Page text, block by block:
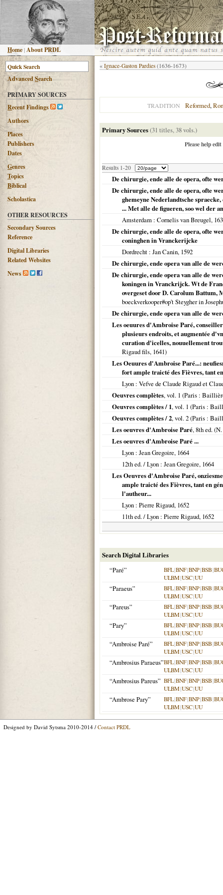
Home |About PRDL
AdvancedSearch
PRIMARY SOURCES
Recent Findings
Authors
Places
Publishers
Dates
Genres
Topics
Biblical
Scholastica
OTHER RESOURCES
Secondary Sources
Reference
Digital Libraries
Related Websites
News
« Ignace-Gaston Pardies (1636-1673)
TRADITION Reformed,
Primary Sources(31 titles, 38 vols.)
Please help
Results 1-20
De chirurgie, ende alle de opera, ofte
De chirurgie, ende alle de opera, ofte
ghemeyne Nederlandtsche
... Met alle de figueren, soo wel der
Amsterdam : Cornelis van Breugel,
De chirurgie, ende alle de opera, ofte
coninghen in Vranckerijcke
Dordrecht : Jan Canin, 1592
De chirurgie, ende opera van alle de
De chirurgie, ende opera van alle de
koningen in Vranckrijck. Wt de
overgeset door D. Carolum Battum,
boeckverkooper#op't Steygher in
De chirurgie, ende opera van alle de
Les oeuures d'Ambroise Paré,
plusieurs endroits, et augmentée
curation d'icelles, nouuellement
Rigaud fils, 1641)
Les Oeuures d'Ambroise Paré...:
fort ample traicté des Fièvres, tant
Lyon : Vefve de Claude Rigaud et
Oeuvres complètes, vol. 1 (Paris :
Oeuvres complètes / 1, vol. 1 (Paris :
Oeuvres complètes / 2, vol. 2 (Paris :
Les oeuvres d'Ambroise Paré, 8th ed.
Les oeuvres d'Ambroise Paré ...
Lyon : Jean Gregoire, 1664
12th ed. /Lyon : Jean Gregoire, 1664
Les Oeuvres d'Ambroise Paré,
ample traicté des Fièvres, tant en
l'autheur...
Lyon : Pierre Rigaud, 1652
11th ed. /Lyon : Pierre Rigaud, 1652
Search Digital Libraries
“Paré”
BFL|BNF|BNP|BSB|
ULBM|USC|UU
“Paraeus” BFL|BNF|BNP|BSB|
ULBM|USC|UU
“Pareus” BFL|BNF|BNP|BSB|
ULBM|USC|UU
“Pary” BFL|BNF|BNP|BSB|
ULBM|USC|UU
“Ambroise Paré” BFL|BNF|BNP|BSB|
ULBM|USC|UU
“Ambrosius Paraeus”BFL|BNF|BNP|BSB|
ULBM|USC|UU
“Ambrosius Pareus” BFL|BNF|BNP|BSB|
ULBM|USC|UU
“Ambrose Pary” BFL|BNF|BNP|BSB|
ULBM|USC|UU
Designed by David Sytsma 2010-2014 / Contact PRDL